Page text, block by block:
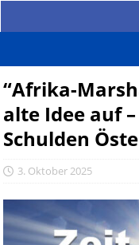
“Afrika-
alte Idee auf
Schulden
3. Oktober 2025